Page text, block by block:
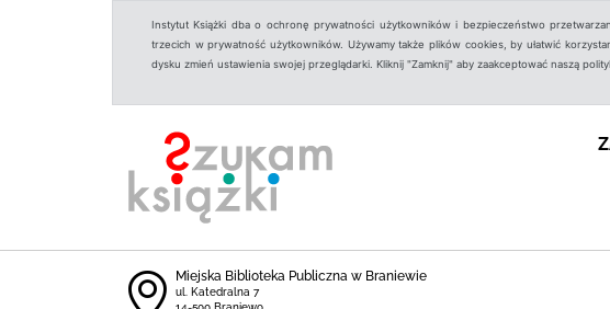
Instytut Książki dba o ochronę prywatności użytkowników i bezpieczeństwo
trzecich w prywatność użytkowników. Używamy także plików cookies, by ułatwić
dysku zmień ustawienia swojej przeglądarki. Kliknij "Zamknij" aby zaakceptować naszą
Miejska Biblioteka Publiczna w Braniewie
ul. Katedralna 7